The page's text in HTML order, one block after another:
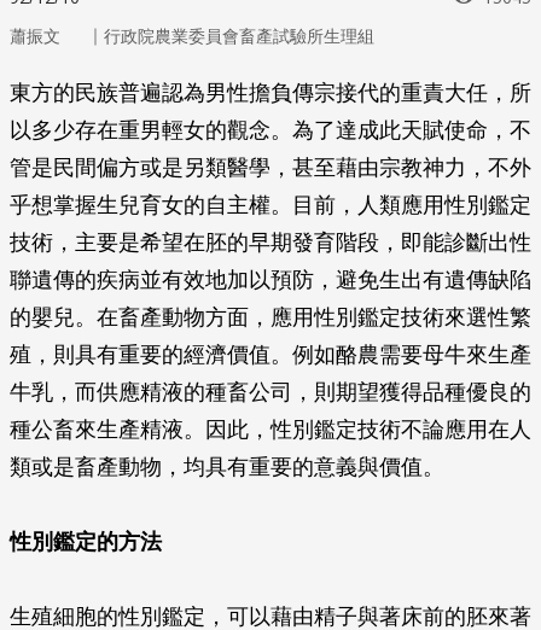
蕭振文 ｜ 行政院農業委員會畜產試驗所生理組
東方的民族普遍認為男性擔負傳宗接代的重責大任，所
以多少存在重男輕女的觀念。為了達成此天賦使命，不
管是民間偏方或是另類醫學，甚至藉由宗教神力，不外
乎想掌握生兒育女的自主權。目前，人類應用性別鑑定
技術，主要是希望在胚的早期發育階段，即能診斷出性
聯遺傳的疾病並有效地加以預防，避免生出有遺傳缺陷
的嬰兒。在畜產動物方面，應用性別鑑定技術來選性繁
殖，則具有重要的經濟價值。例如酪農需要母牛來生產
牛乳，而供應精液的種畜公司，則期望獲得品種優良的
種公畜來生產精液。因此，性別鑑定技術不論應用在人
類或是畜產動物，均具有重要的意義與價值。
性別鑑定的方法
生殖細胞的性別鑑定，可以藉由精子與著床前的胚來著